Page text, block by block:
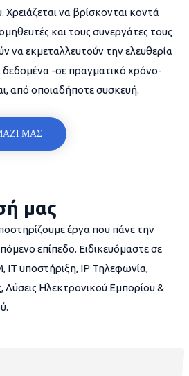
Χρειάζεται να βρίσκονται κοντά
και τους συνεργάτες τους
να εκμεταλλευτούν την ελευθερία
δεδομένα -σε πραγματικό χρόνο-
από οποιαδήποτε συσκευή.
ΜΑΣ
μας
έργα που πάνε την
επίπεδο. Ειδικευόμαστε σε
IT υποστήριξη, IP Τηλεφωνία,
Λύσεις Ηλεκτρονικού Εμπορίου &